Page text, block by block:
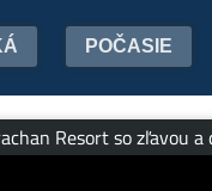
POČASIE
zľavou a